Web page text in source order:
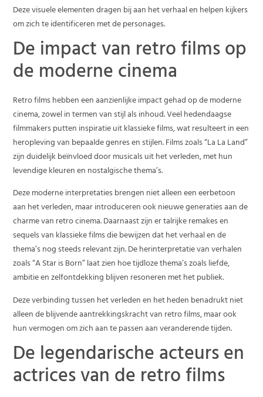
Deze visuele elementen dragen bij aan het verhaal en helpen kijkers
om zich te identificeren met de personages.
De impact van retro films op
de moderne cinema
Retro films hebben een aanzienlijke impact gehad op de moderne
cinema, zowel in termen van stijl als inhoud. Veel hedendaagse
filmmakers putten inspiratie uit klassieke films, wat resulteert in een
heropleving van bepaalde genres en stijlen. Films zoals “La La Land”
zijn duidelijk beïnvloed door musicals uit het verleden, met hun
levendige kleuren en nostalgische thema’s.
Deze moderne interpretaties brengen niet alleen een eerbetoon
aan het verleden, maar introduceren ook nieuwe generaties aan de
charme van retro cinema. Daarnaast zijn er talrijke remakes en
sequels van klassieke films die bewijzen dat het verhaal en de
thema’s nog steeds relevant zijn. De herinterpretatie van verhalen
zoals “A Star is Born” laat zien hoe tijdloze thema’s zoals liefde,
ambitie en zelfontdekking blijven resoneren met het publiek.
Deze verbinding tussen het verleden en het heden benadrukt niet
alleen de blijvende aantrekkingskracht van retro films, maar ook
hun vermogen om zich aan te passen aan veranderende tijden.
De legendarische acteurs en
actrices van de retro films